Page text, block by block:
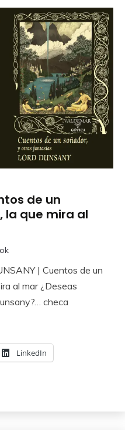
de un
la que mira al
| Cuentos de un
al mar ¿Deseas
checa
LinkedIn